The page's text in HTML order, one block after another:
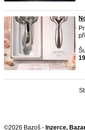
©2026 Bazoš - Inzerce,